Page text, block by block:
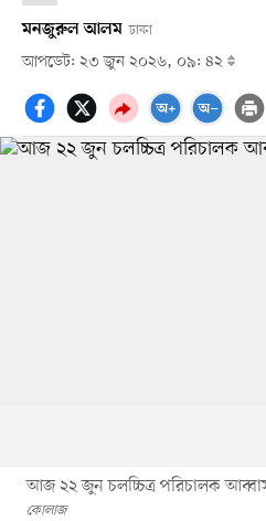
মনজুরুল আলম ঢাকা
আপডেট: ২৩ জুন ২০২৬, ০৯: ৪২
আজ ২২ জুন চলচ্চিত্র পরিচালক আব্বাস
কোলাজ